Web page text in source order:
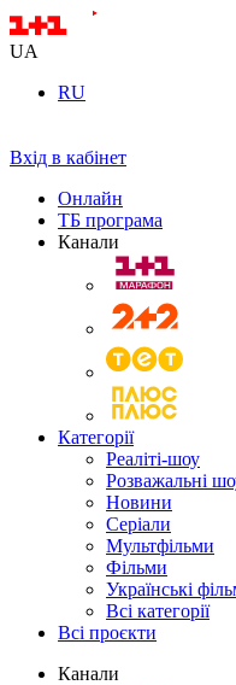
UA
RU
Вхід в кабінет
Онлайн
ТБ програма
Канали
Категорії
Реаліті-шоу
Розважальні
Новини
Серіали
Мультфільми
Фільми
Українські
Всі категорії
Всі проєкти
Канали